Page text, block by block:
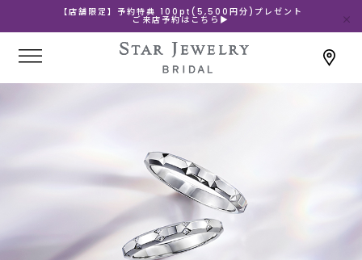
【店舗限定】予約特典 100pt(5,500円分)プレゼント
ご来店予約はこちら▶